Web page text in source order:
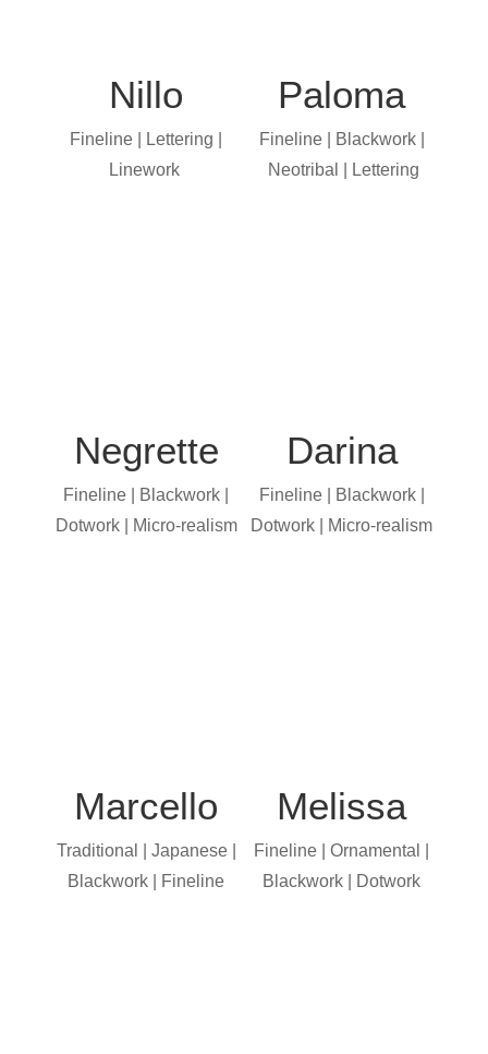
Nillo
Fineline | Lettering |
Linework
Negrette
Fineline | Blackwork |
Dotwork | Micro-realism
Marcello
Traditional | Japanese |
Blackwork | Fineline
Paloma
Fineline | Blackwork |
Neotribal | Lettering
Darina
Fineline | Blackwork |
Dotwork | Micro-realism
Melissa
Fineline | Ornamental |
Blackwork | Dotwork